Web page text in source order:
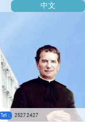
Tel： 2527 2427
中文